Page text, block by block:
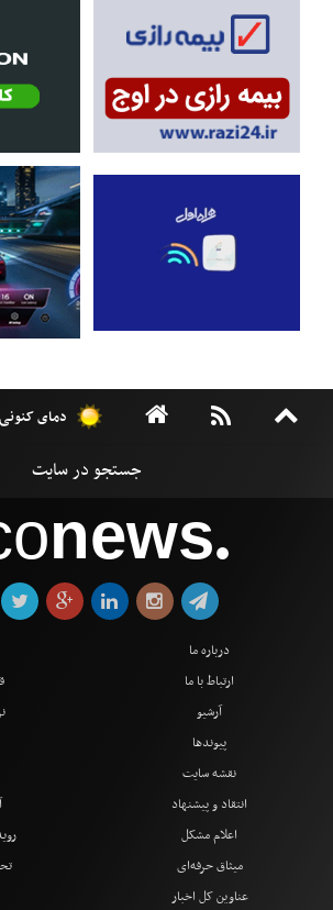
دمای کنونی:
news●
درباره ما
ارتباط با ما
آرشیو
پیوندها
نقشه سایت
انتقاد و پیشنهاد
اعلام مشکل
میثاق حرفه‌ای
عناوین کل اخبار